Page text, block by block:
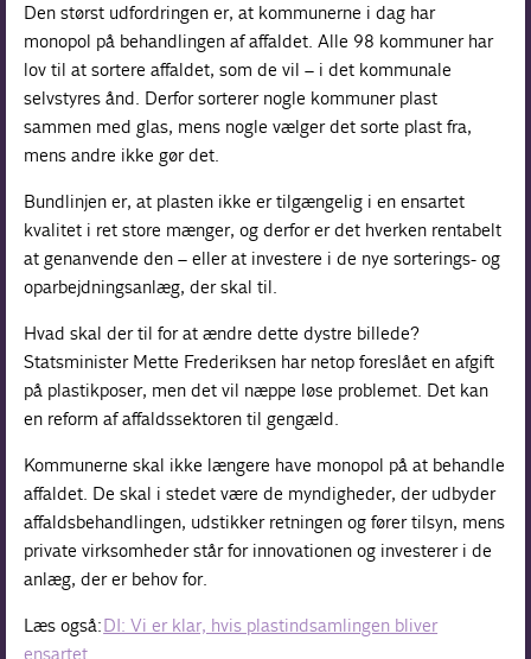
Den størst udfordringen er, at kommunerne i dag har
monopol på behandlingen af affaldet. Alle 98 kommuner har
lov til at sortere affaldet, som de vil – i det kommunale
selvstyres ånd. Derfor sorterer nogle kommuner plast
sammen med glas, mens nogle vælger det sorte plast fra,
mens andre ikke gør det.
Bundlinjen er, at plasten ikke er tilgængelig i en ensartet
kvalitet i ret store mænger, og derfor er det hverken rentabelt
at genanvende den – eller at investere i de nye sorterings- og
oparbejdningsanlæg, der skal til.
Hvad skal der til for at ændre dette dystre billede?
Statsminister Mette Frederiksen har netop foreslået en afgift
på plastikposer, men det vil næppe løse problemet. Det kan
en reform af affaldssektoren til gengæld.
Kommunerne skal ikke længere have monopol på at behandle
affaldet. De skal i stedet være de myndigheder, der udbyder
affaldsbehandlingen, udstikker retningen og fører tilsyn, mens
private virksomheder står for innovationen og investerer i de
anlæg, der er behov for.
Læs også:DI: Vi er klar, hvis plastindsamlingen bliver
ensartet